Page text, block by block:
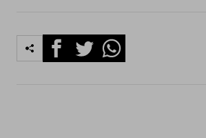
FacebookTwitterWhatsapp